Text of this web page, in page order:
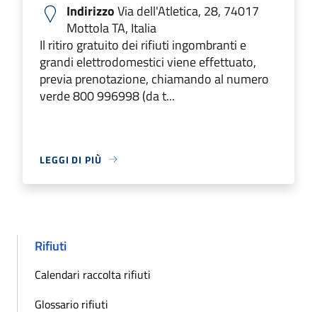
IndirizzoVia dell'Atletica, 28, 74017
Mottola TA, Italia
Il ritiro gratuito dei rifiuti ingombranti e
grandi elettrodomestici viene effettuato,
previa prenotazione, chiamando al numero
verde 800 996998 (da t...
LEGGI DI PIÙ
Rifiuti
Calendari raccolta rifiuti
Glossario rifiuti